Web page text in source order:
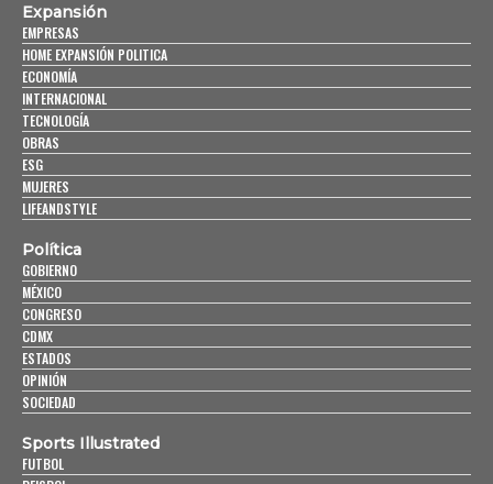
Expansión
EMPRESAS
HOME EXPANSIÓN POLITICA
ECONOMÍA
INTERNACIONAL
TECNOLOGÍA
OBRAS
ESG
MUJERES
LIFEANDSTYLE
Política
GOBIERNO
MÉXICO
CONGRESO
CDMX
ESTADOS
OPINIÓN
SOCIEDAD
Sports Illustrated
FUTBOL